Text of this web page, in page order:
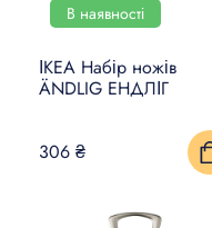
В наявності
ІКЕА Набір ножів
ÄNDLIG ЕНДЛІГ
306 ₴